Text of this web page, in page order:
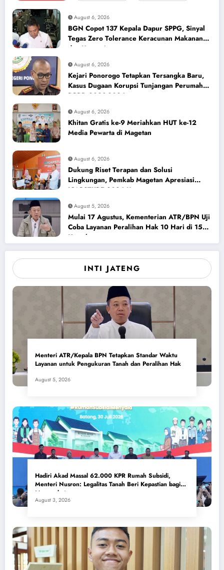
August 6, 2026
BGN Copot 137 Kepala Dapur SPPG, Sinyal
Tegas Zero Tolerance Keracunan Makanan
dan Korupsi
August 6, 2026
Kejari Ponorogo Tetapkan Tersangka Baru,
Kasus Dugaan Korupsi Tunjangan Perumahan
DPRD 2023-2026
August 6, 2026
Khitan Gratis ke-9 Meriahkan HUT ke-12
Media Pewarta di Magetan
August 6, 2026
Dukung Riset Terapan dan Solusi
Lingkungan, Pemkab Magetan Apresiasi
ICAPSTURE 2026 Unesa
August 5, 2026
Mulai 17 Agustus, Kementerian ATR/BPN Uji
Coba Layanan Peralihan Hak 10 Hari di 15
Kantah
INTI JATENG
Menteri ATR/Kepala BPN Tetapkan Standar Waktu
Layanan untuk Pengukuran Tanah dan Peralihan Hak
August 5, 2026
Hadiri Akad Massal 62.000 KPR Rumah Subsidi,
Menteri Nusron: Legalitas Tanah Beri Kepastian bagi
Masyarakat
August 3, 2026